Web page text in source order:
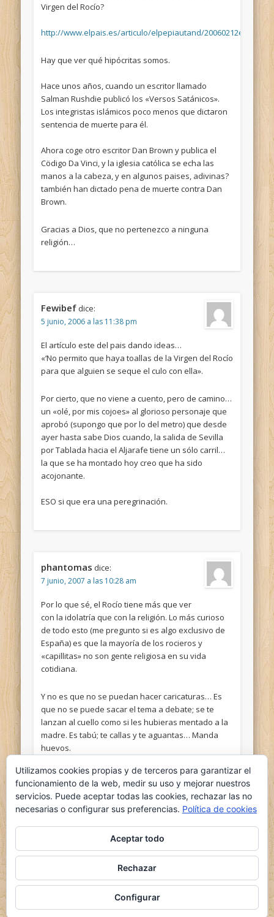
Virgen del Rocío?
http://www.elpais.es/articulo/elpepiautand/
Hay que ver qué hipócritas somos.
Hace unos años, cuando un escritor llamado
Salman Rushdie publicó los «Versos Satánicos».
Los integristas islámicos poco menos que dictaron
sentencia de muerte para él.
Ahora coge otro escritor Dan Brown y publica el
Cödigo Da Vinci, y la iglesia católica se echa las
manos a la cabeza, y en algunos paises, adivinas?
también han dictado pena de muerte contra Dan
Brown.
Gracias a Dios, que no pertenezco a ninguna
religión…
Fewibef dice:
5 junio, 2006 a las 11:38 pm
El artículo este del pais dando ideas…
«‘No permito que haya toallas de la Virgen del Rocío
para que alguien se seque el culo con ella».
Por cierto, que no viene a cuento, pero de camino…
un «olé, por mis cojoes» al glorioso personaje que
aprobó (supongo que por lo del metro) que desde
ayer hasta sabe Dios cuando, la salida de Sevilla
por Tablada hacia el Aljarafe tiene un sólo carril…
la que se ha montado hoy creo que ha sido
acojonante.
ESO si que era una peregrinación.
phantomas dice:
7 junio, 2007 a las 10:28 am
Por lo que sé, el Rocío tiene más que ver
con la idolatría que con la religión. Lo más curioso
de todo esto (me pregunto si es algo exclusivo de
España) es que la mayoría de los rocieros y
«capillitas» no son gente religiosa en su vida
cotidiana.
Y no es que no se puedan hacer caricaturas… Es
que no se puede sacar el tema a debate; se te
lanzan al cuello como si les hubieras mentado a la
madre. Es tabú; te callas y te aguantas… Manda
huevos.
Comments are closed.
© 2026 el nido del ganso
Pinboard ThemebyOne Designs
WordPress
Utilizamos cookies propias y de terceros para garantizar el
funcionamiento de la web, medir su uso y mejorar nuestros
servicios. Puede aceptar todas las cookies, rechazar las no
necesarias o configurar sus preferencias. Política de cookies
Aceptar todo
Rechazar
Configurar